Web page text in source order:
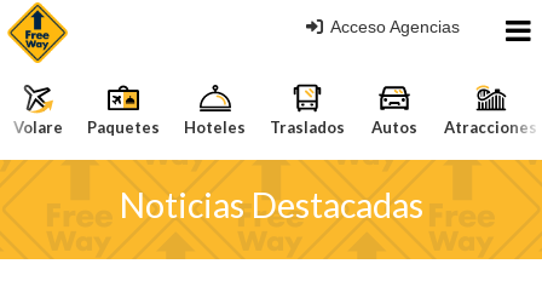
Acceso Agencias
Volare Paquetes Hoteles Traslados Autos Atracciones
Noticias Destacadas